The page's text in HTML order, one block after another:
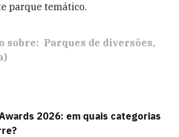
parque temático.
sobre: Parques de diversões
2026: em quais categorias